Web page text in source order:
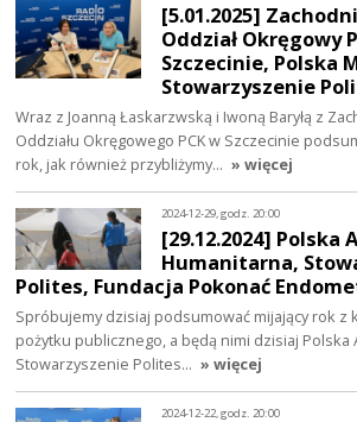
[5.01.2025]
Oddział Okręgowy
Szczecinie, Polska
Stowarzyszenie
Wraz z Joanną Łaskarzwską i Iwoną Baryłą z
Oddziału Okręgowego PCK w Szczecinie
rok, jak również przybliżymy… » więcej
2024-12-29, godz. 20:00
[29.12.2024] Polska
Humanitarna,
Polites, Fundacja Pokonać
Spróbujemy dzisiaj podsumować mijający rok z
pożytku publicznego, a będą nimi dzisiaj Polska
Stowarzyszenie Polites… » więcej
2024-12-22, godz. 20:00